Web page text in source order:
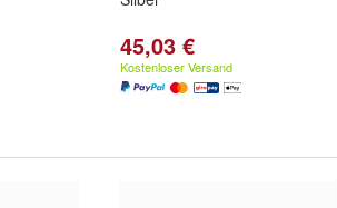
45,03 €
Kostenloser Versand